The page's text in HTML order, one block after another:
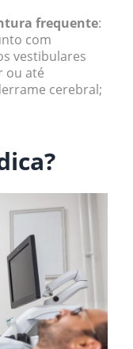
frequente:
com
vestibulares
ou até
cerebral;